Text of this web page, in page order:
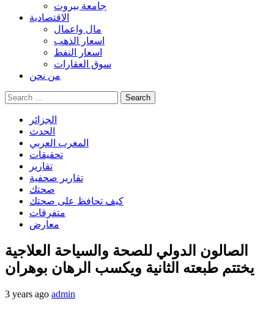
جامعة بيروت
الاقتصادية
مال واعمال
اسعار الذهب
اسعار النفط
سوق العقارات
من نحن
Search
for:
الجزائر
الحدث
المغرب العربي
تحقيقات
تقارير
تقارير صحفية
صحتك
كيف تحافظ على صحتك
متفرقات
معارض
الصالون الدولي للصحة والسياحة العلاجية
يختتم طبعته الثانية ويكسب الرهان بوهران
3 years ago admin